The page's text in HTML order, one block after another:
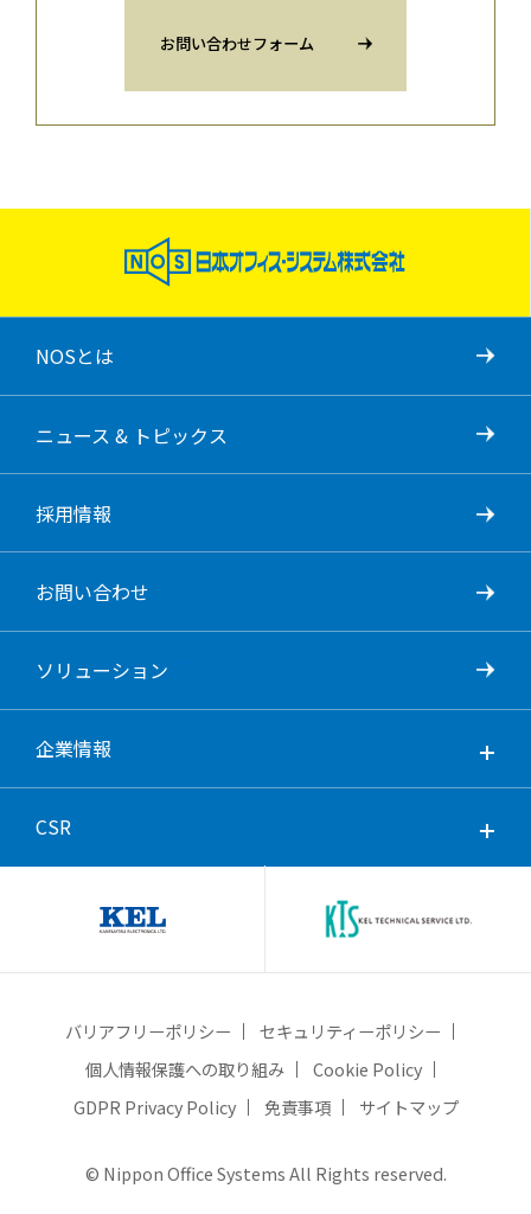
お問い合わせフォーム
NOSとは
ニュース & トピックス
採用情報
お問い合わせ
ソリューション
企業情報
CSR
© Nippon Office Systems All Rights reserved.
バリアフリーポリシー
セキュリティーポリシー
個人情報保護への取り組み
Cookie Policy
GDPR Privacy Policy
免責事項 サイトマップ